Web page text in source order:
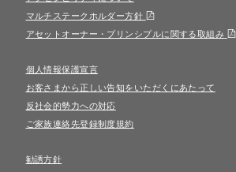
マルチステークホルダー方針
アセットオーナー・プリンシプルに関する取組み
個人情報保護宣言
お客さまから正しい告知をいただくにあたって
反社会的勢力への対応
ご家族連絡先登録制度規約
勧誘方針